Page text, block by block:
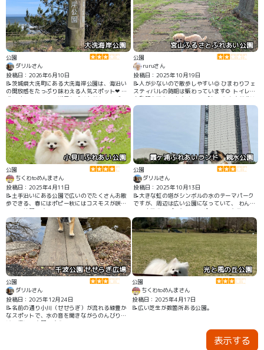
大洗海岸公園
公園
ダリルさん
投稿日：2026年6月10日
📝茨城県大洗町にある大洗海岸公園は、海沿い
の開放感をたっぷり味わえる人気スポット❤︎ 愛
犬と訪れてみると、潮風を感じながらのんびり
歩ける気持ちの良い散歩コースが広がっていま
した🐾
宮山ふるさとふれあい公園
公園
ruruさん
投稿日：2025年10月19日
📝人が少ないので散歩しやすい◎ ひまわりフェ
スティバルの時期は賑わっています🌻 トイレ、
自動販売機あります キャンプもできますが犬は
禁止です🙅
小貝川ふれあい公園
公園
ちくわtoめんまさん
投稿日：2025年4月11日
📝土手沿いにある公園で広いのでたくさんお散
歩できる、春にはポピー秋にはコスモスが咲い
ていて綺麗です。
霞ヶ浦ふれあいランド 親水公園
公園
ダリルさん
投稿日：2025年10月13日
📝大きな虹の塔がシンボルの水のテーマパーク
ですが、周辺は広い公園になっていて、 わんこ
とのお散歩にぴったりのスポットでした🐕✨
千波公園 せせらぎ広場
公園
ダリルさん
投稿日：2025年12月24日
📝名前の通り小川（せせらぎ）が流れる緑豊か
なスポットで、水の音を聞きながらのんびり歩
ける癒しの空間です🐶
光と風の丘公園
公園
ちくわtoめんまさん
投稿日：2025年4月17日
📝広い芝生が数箇所ある公園。
表示する